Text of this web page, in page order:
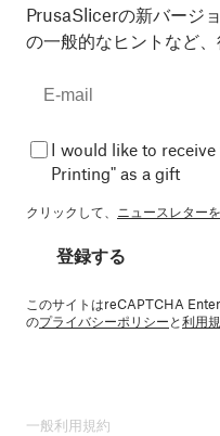
PrusaSlicerの新バージ
の一般的なヒントなど、
I would like to
Printing" as a gift
クリックして、 ニュースレター
登録する
このサイトはreCAPTCHA
のプライバシーポリシーと利用
一般利用規約